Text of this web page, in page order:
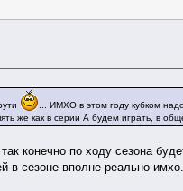
... ИМХО в этом году кубком
же как в серии А будем играть, в
конечно по ходу сезона
в сезоне вполне реально